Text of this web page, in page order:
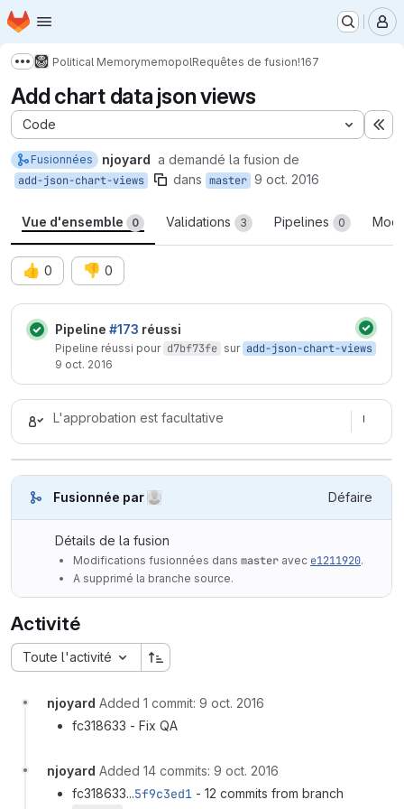
Passer au contenu principal
Page d'accueil
Afficher davantage de fils d'Ariane
Political MemorymemopolRequêtes de fusion!167
Add chart data json views
Code
Fusionnées njoyard a demandé la fusion de
add-json-chart-views dans master 9 oct. 2016
Vue d'ensemble 0 Validations 3 Pipelines 0
👍 0 👎 0
Rapports de requête de fusion
Pipeline #173 réussi
État :
Pipeline réussi pour d7bf73fe sur add-json-chart-views
9 oct. 2016
L'approbation est facultative
Fusionnée par Défaire
Détails de la fusion
Modifications fusionnées dans master avec e1211920.
A supprimé la branche source.
Activité
Toute l'activité
njoyard Added 1 commit: 9 oct. 2016
fc318633 - Fix QA
njoyard Added 14 commits: 9 oct. 2016
fc318633...5f9c3ed1 - 12 commits from branch